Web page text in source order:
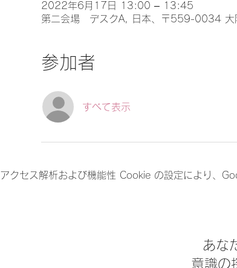
2022年6月17日 13:00 – 13:45
第二会場 デスクA, 日本、〒559-0034 大
参加者
すべて表示
アクセス解析および機能性 Cookie の設定により、
あな
意識の